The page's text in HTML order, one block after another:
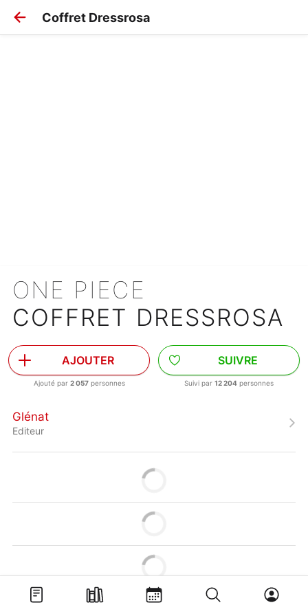
Coffret Dressrosa
ONE PIECE
COFFRET DRESSROSA
AJOUTER
Ajouté par 2 057personnes
SUIVRE
Suivi par 12 204 personnes
Glénat
Editeur